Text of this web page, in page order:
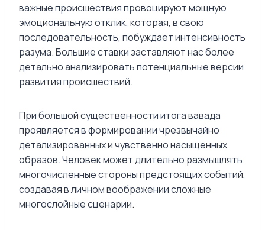
важные происшествия провоцируют мощную
эмоциональную отклик, которая, в свою
последовательность, побуждает интенсивность
разума. Большие ставки заставляют нас более
детально анализировать потенциальные версии
развития происшествий.
При большой существенности итога вавада
проявляется в формировании чрезвычайно
детализированных и чувственно насыщенных
образов. Человек может длительно размышлять
многочисленные стороны предстоящих событий,
создавая в личном воображении сложные
многослойные сценарии.